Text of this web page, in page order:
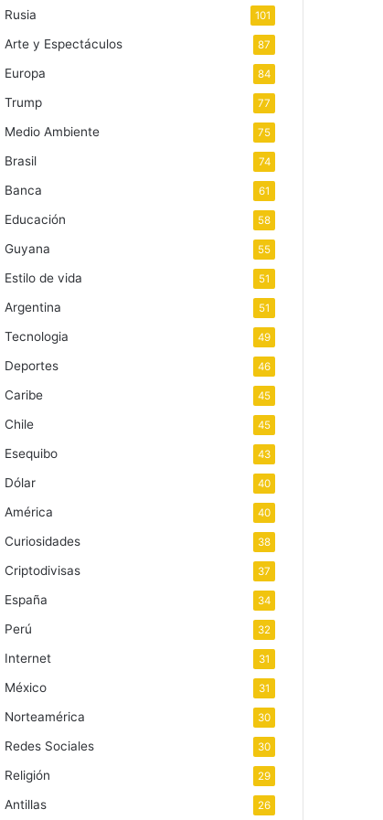
Rusia 101
Arte y Espectáculos 87
Europa 84
Trump 77
Medio Ambiente 75
Brasil 74
Banca 61
Educación 58
Guyana 55
Estilo de vida 51
Argentina 51
Tecnologia 49
Deportes 46
Caribe 45
Chile 45
Esequibo 43
Dólar 40
América 40
Curiosidades 38
Criptodivisas 37
España 34
Perú 32
Internet 31
México 31
Norteamérica 30
Redes Sociales 30
Religión 29
Antillas 26